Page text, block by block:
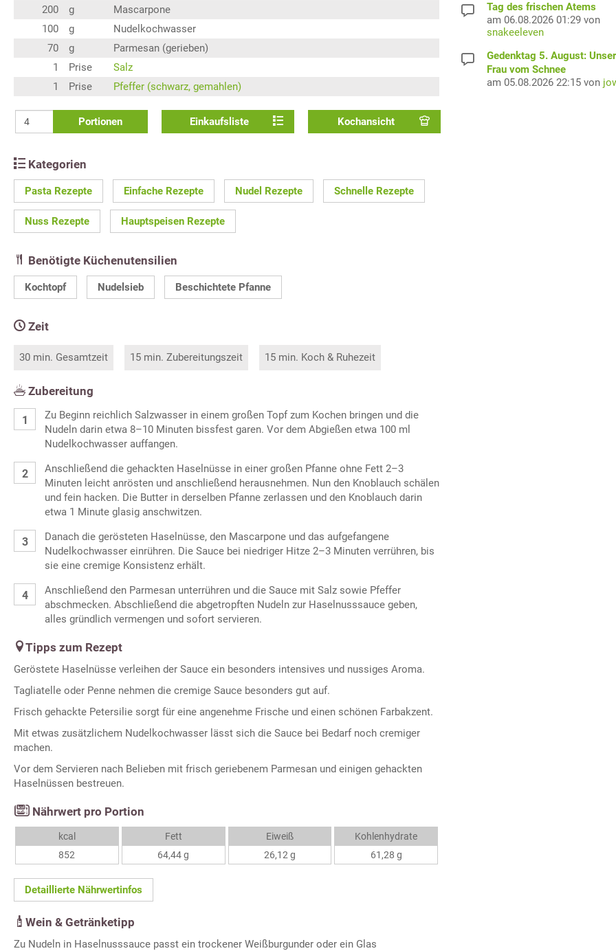
200
g
Mascarpone
100
g
Nudelkochwasser
70
g
Parmesan (gerieben)
1
Prise
Salz
1
Prise Pfeffer (schwarz, gemahlen)
Portionen Einkaufsliste Kochansicht
Kategorien
Pasta Rezepte Einfache Rezepte Nudel Rezepte Schnelle Rezepte
Nuss Rezepte Hauptspeisen Rezepte
Benötigte Küchenutensilien
Kochtopf Nudelsieb Beschichtete Pfanne
Zeit
30 min. Gesamtzeit 15 min. Zubereitungszeit 15 min. Koch & Ruhezeit
Zubereitung
Zu Beginn reichlich Salzwasser in einem großen Topf zum Kochen bringen und die
Nudeln darin etwa 8–10 Minuten bissfest garen. Vor dem Abgießen etwa 100 ml
Nudelkochwasser auffangen.
Anschließend die gehackten Haselnüsse in einer großen Pfanne ohne Fett 2–3
Minuten leicht anrösten und anschließend herausnehmen. Nun den Knoblauch schälen
und fein hacken. Die Butter in derselben Pfanne zerlassen und den Knoblauch darin
etwa 1 Minute glasig anschwitzen.
Danach die gerösteten Haselnüsse, den Mascarpone und das aufgefangene
Nudelkochwasser einrühren. Die Sauce bei niedriger Hitze 2–3 Minuten verrühren, bis
sie eine cremige Konsistenz erhält.
Anschließend den Parmesan unterrühren und die Sauce mit Salz sowie Pfeffer
abschmecken. Abschließend die abgetropften Nudeln zur Haselnusssauce geben,
alles gründlich vermengen und sofort servieren.
Tipps zum Rezept
Geröstete Haselnüsse verleihen der Sauce ein besonders intensives und nussiges Aroma.
Tagliatelle oder Penne nehmen die cremige Sauce besonders gut auf.
Frisch gehackte Petersilie sorgt für eine angenehme Frische und einen schönen Farbakzent.
Mit etwas zusätzlichem Nudelkochwasser lässt sich die Sauce bei Bedarf noch cremiger
machen.
Vor dem Servieren nach Belieben mit frisch geriebenem Parmesan und einigen gehackten
Haselnüssen bestreuen.
Nährwert pro Portion
kcal
852
Fett
64,44 g
Eiweiß
26,12 g
Kohlenhydrate
61,28 g
Detaillierte Nährwertinfos
Wein & Getränketipp
Zu Nudeln in Haselnusssauce passt ein trockener Weißburgunder oder ein Glas
Tag des frischen Atems
am 06.08.2026 01:29 von
snakeeleven
Gedenktag 5. August:
Frau vom Schnee
am 05.08.2026 22:15 von